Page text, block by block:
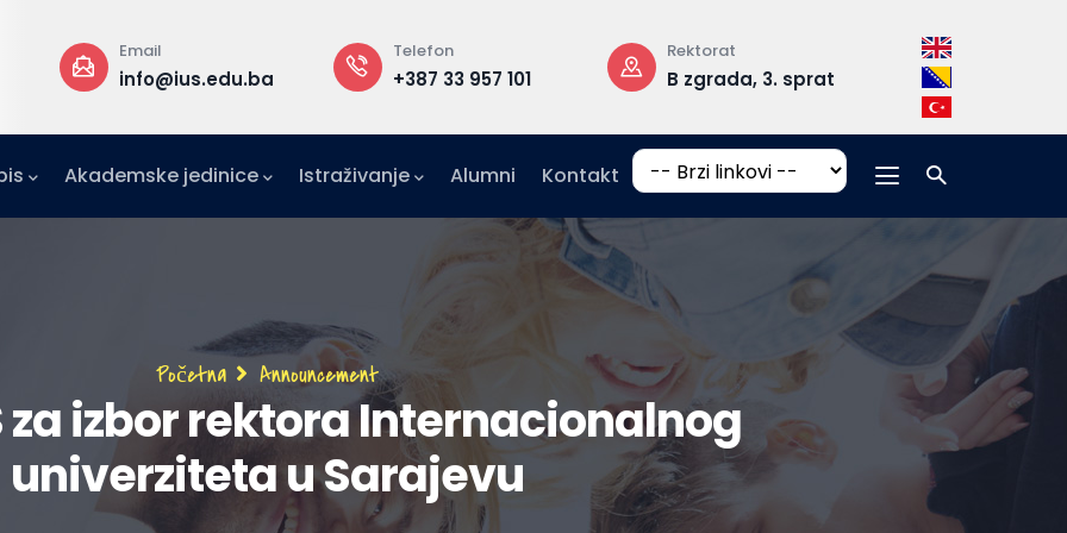
Email
info@ius.edu.ba
Telefon
+387 33 957 101
Rektorat
B zgrada, 3. sprat
Radno vrijeme
pon-pet:
17:00
Akademske jedinice Istraživanje Alumni Kontakt
Breadcrumb
Početna Announcement
za izbor rektora Internacionalnog
univerziteta u Sarajevu